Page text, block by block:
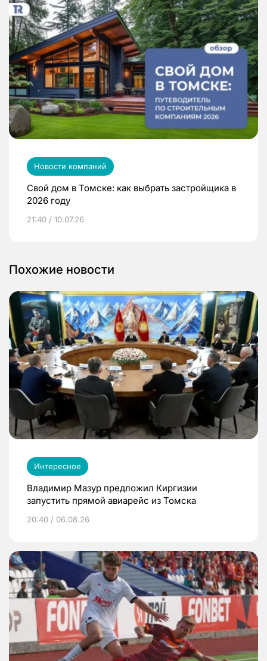
Новости компаний
Свой дом в Томске: как выбрать застройщика в
2026 году
21:40 / 10.07.26
Похожие новости
Интересное
Владимир Мазур предложил Киргизии
запустить прямой авиарейс из Томска
20:40 / 06.08.26